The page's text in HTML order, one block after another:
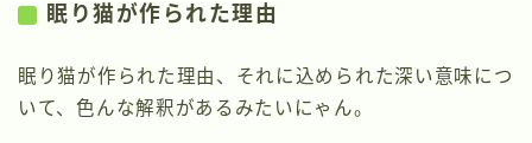
眠り猫が作られた理由
眠り猫が作られた理由、それに込められた深い意味につ
いて、色んな解釈があるみたいにゃん。